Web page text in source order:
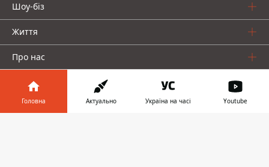
Шоу-біз
Життя
Про нас
Головна Актуально Україна на часі Youtube